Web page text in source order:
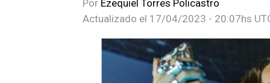
Por Ezequiel Torres Policastro
Actualizado el 17/04/2023 - 20:07hs